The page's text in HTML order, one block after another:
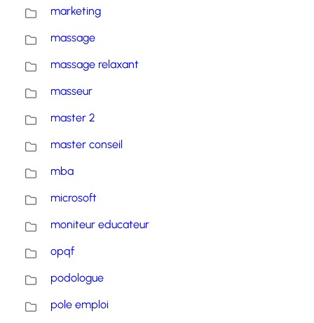
marketing
massage
massage relaxant
masseur
master 2
master conseil
mba
microsoft
moniteur educateur
opqf
podologue
pole emploi